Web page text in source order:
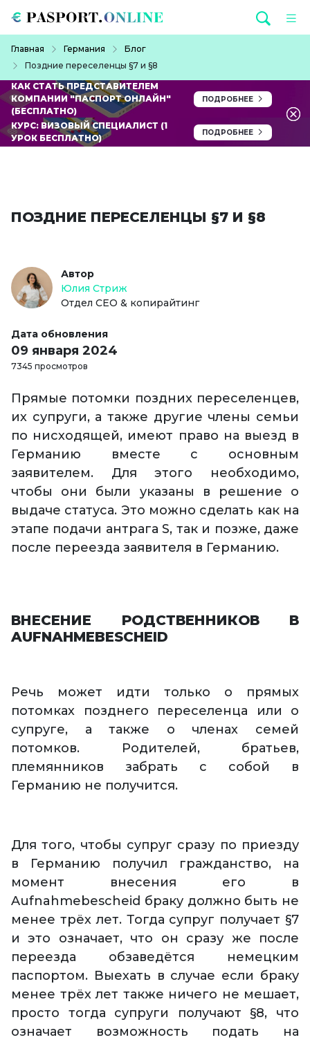
Главная Германия
Блог
Поздние переселенцы §7 и §8
КАК СТАТЬ ПРЕДСТАВИТЕЛЕМ
КОМПАНИИ "ПАСПОРТ ОНЛАЙН"
(БЕСПЛАТНО)
ПОДРОБНЕЕ
КУРС: ВИЗОВЫЙ СПЕЦИАЛИСТ (1
УРОК БЕСПЛАТНО)
ПОДРОБНЕЕ
ПОЗДНИЕ ПЕРЕСЕЛЕНЦЫ §7 И §8
Автор
Юлия Стриж
Отдел СЕО & копирайтинг
Дата обновления
09 января 2024
7345 просмотров
Прямые потомки поздних переселенцев,
их супруги, а также другие члены семьи
по нисходящей, имеют право на выезд в
Германию вместе с основным
заявителем. Для этого необходимо,
чтобы они были указаны в решение о
выдаче статуса. Это можно сделать как на
этапе подачи антрага S, так и позже, даже
после переезда заявителя в Германию.
ВНЕСЕНИЕ РОДСТВЕННИКОВ В
AUFNAHMEBESCHEID
Речь может идти только о прямых
потомках позднего переселенца или о
супруге, а также о членах семей
потомков. Родителей, братьев,
племянников забрать с собой в
Германию не получится.
Для того, чтобы супруг сразу по приезду
в Германию получил гражданство, на
момент внесения его в
Aufnahmebescheid браку должно быть не
менее трёх лет. Тогда супруг получает §7
и это означает, что он сразу же после
переезда обзаведётся немецким
паспортом. Выехать в случае если браку
менее трёх лет также ничего не мешает,
просто тогда супруги получают §8, что
означает возможность подать на